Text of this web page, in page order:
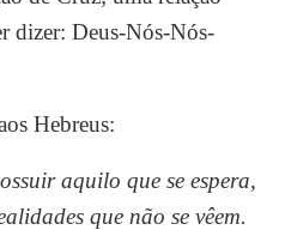
dizer: Deus-Nós-Nós-
Hebreus:
aquilo que se espera,
que não se vêem.